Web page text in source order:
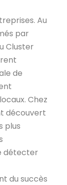
Au
par
Cluster
de
Chez
découvert
plus
détecter
du succès